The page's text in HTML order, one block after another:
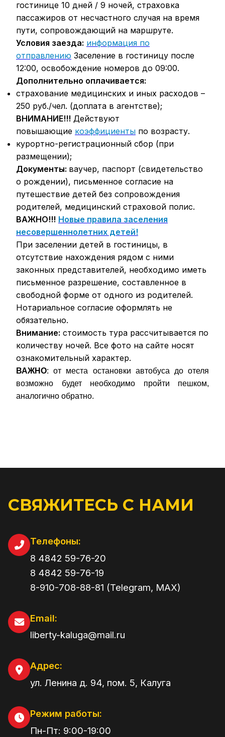
гостинице 10 дней / 9 ночей, страховка
пассажиров от несчастного случая на время
пути, сопровождающий на маршруте.
Условия заезда: информация по
отправлению Заселение в гостиницу после
12:00, освобождение номеров до 09:00.
Дополнительно оплачивается:
страхование медицинских и иных расходов –
250 руб./чел. (доплата в агентстве);
ВНИМАНИЕ!!! Действуют
повышающие коэффициенты по возрасту.
курортно-регистрационный сбор (при
размещении);
Документы: ваучер, паспорт (свидетельство
о рождении), письменное согласие на
путешествие детей без сопровождения
родителей, медицинский страховой полис.
ВАЖНО!!! Новые правила заселения
несовершеннолетних детей!
При заселении детей в гостиницы, в
отсутствие нахождения рядом с ними
законных представителей, необходимо иметь
письменное разрешение, составленное в
свободной форме от одного из родителей.
Нотариальное согласие оформлять не
обязательно.
Внимание: стоимость тура рассчитывается по
количеству ночей. Все фото на сайте носят
ознакомительный характер.
ВАЖНО: от места остановки автобуса до отеля
возможно будет необходимо пройти пешком,
аналогично обратно.
СВЯЖИТЕСЬ С НАМИ
Телефоны:
8 4842 59-76-20
8 4842 59-76-19
8-910-708-88-81 (Telegram, MAX)
Email:
liberty-kaluga@mail.ru
Адрес:
ул. Ленина д. 94, пом. 5, Калуга
Режим работы:
Пн-Пт: 9:00-19:00